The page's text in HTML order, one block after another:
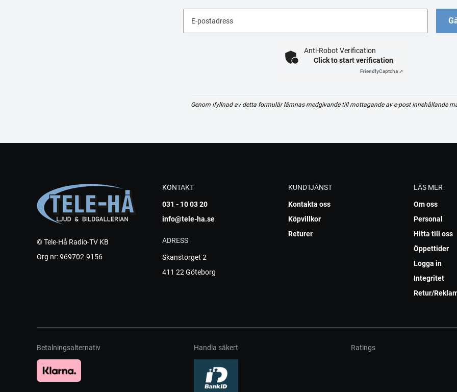
E-postadress
Anti-Robot Verification
Click to start verification
FriendlyCaptcha ⇗
Genom ifyllnad av detta formulär lämnas medgivande till mottagande av e-post innehållande
© Tele-Hå Radio-TV KB
Org nr: 969702-9156
KONTAKT
031 - 10 03 20
info@tele-ha.se
ADRESS
Skanstorget 2
411 22 Göteborg
KUNDTJÄNST
Kontakta oss
Köpvillkor
Returer
LÄS MER
Om oss
Personal
Hitta till oss
Öppettider
Logga in
Integritet
Retur/
Betalningsalternativ Handla säkert Ratings